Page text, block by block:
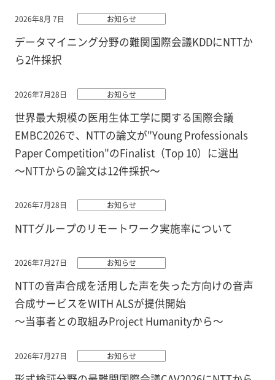
2026年8月 7日 お知らせ
データマイニング分野の難関国際会議KDDにNTTか
ら2件採択
2026年7月28日 お知らせ
世界最大規模の医用生体工学に関する国際会議
EMBC2026で、NTTの論文が"Young Professionals
Paper Competition"のFinalist（Top 10）に選出
～NTTからの論文は12件採択～
2026年7月28日 お知らせ
NTTグループのリモートワーク実施率について
2026年7月27日 お知らせ
NTTの音声合成を活用した声を失った方向けの音声
合成サービスをWITH ALSが提供開始
～当事者との取組みProject Humanityから～
2026年7月27日 お知らせ